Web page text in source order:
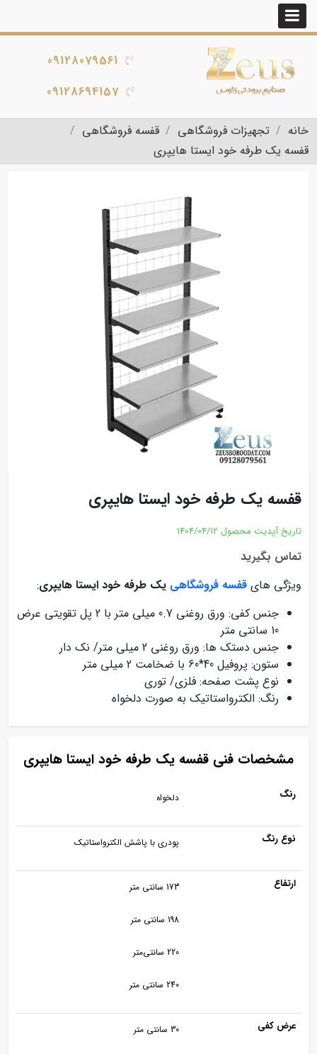
09128079561
09128694157
خانه تجهیزات فروشگاهی
قفسه فروشگاهی
قفسه یک طرفه خود ایستا هایپری
قفسه یک طرفه خود ایستا هایپری
تاریخ آپدیت محصول 1404/04/12
تماس بگیرید
ویژگی های قفسه فروشگاهی یک طرفه خود ایستا هایپری:
جنس کفی: ورق روغنی 0.7 میلی متر با 2 پل تقویتی عرض
10 سانتی متر
جنس دستک ها: ورق روغنی 2 میلی متر/ نک دار
ستون: پروفیل 40*60 با ضخامت 2 میلی متر
نوع پشت صفحه: فلزی/ توری
رنگ: الکترواستاتیک به صورت دلخواه
مشخصات فنی قفسه یک طرفه خود ایستا هایپری
رنگ دلخواه
نوع رنگ پودری با پاشش الکترواستاتیک
ارتفاع 173 سانتی متر
198 سانتی متر
220 سانتی‌متر
240 سانتی متر
عرض کفی 30 سانتی متر